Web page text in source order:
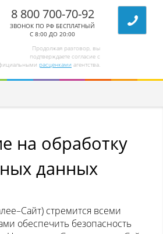
Продолжая разговор, вы
подтверждаете согласие с
расценками агентства.
8 800 700-70-92
ЗВОНОК ПО РФ БЕСПЛАТНЫЙ
С 8:00 ДО 20:00
на обработку
данных
стремится всеми
обеспечить безопасность